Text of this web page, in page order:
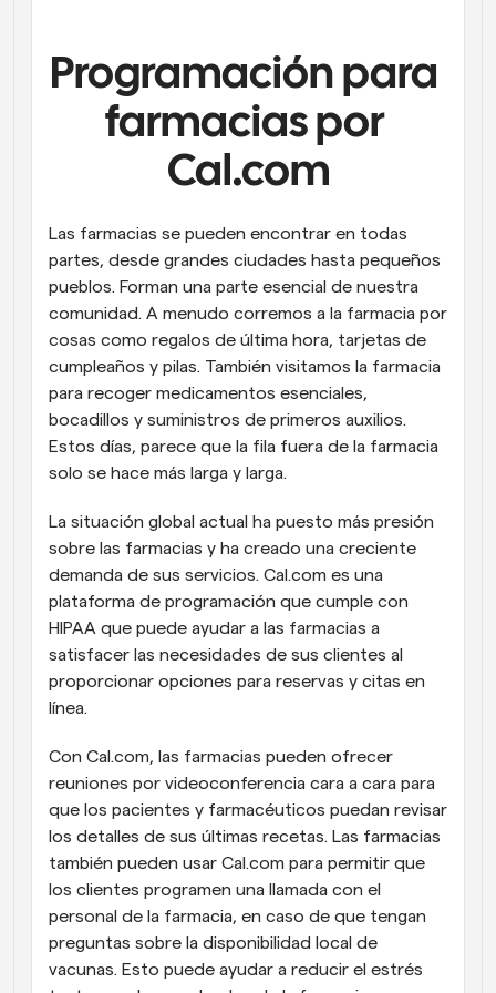
Programación potenciadda con llamadas
impulsadas por IA
Automatiza la programación y los recordatorios
Blog
Mantente al día con las últimas noticias y
Enlaces de Grupo Dinámico
Reserva reuniones de forma fluida con varias personas
Recibe notificaciones cuando ocurra algo
Programación para
farmacias por
Cal.com
Las farmacias se pueden encontrar en todas
partes, desde grandes ciudades hasta pequeños
pueblos. Forman una parte esencial de nuestra
comunidad. A menudo corremos a la farmacia por
cosas como regalos de última hora, tarjetas de
cumpleaños y pilas. También visitamos la farmacia
para recoger medicamentos esenciales,
bocadillos y suministros de primeros auxilios.
Estos días, parece que la fila fuera de la farmacia
solo se hace más larga y larga.
La situación global actual ha puesto más presión
sobre las farmacias y ha creado una creciente
demanda de sus servicios. Cal.com es una
plataforma de programación que cumple con
HIPAA que puede ayudar a las farmacias a
satisfacer las necesidades de sus clientes al
proporcionar opciones para reservas y citas en
línea.
Con Cal.com, las farmacias pueden ofrecer
reuniones por videoconferencia cara a cara para
que los pacientes y farmacéuticos puedan revisar
los detalles de sus últimas recetas. Las farmacias
también pueden usar Cal.com para permitir que
los clientes programen una llamada con el
personal de la farmacia, en caso de que tengan
preguntas sobre la disponibilidad local de
vacunas. Esto puede ayudar a reducir el estrés